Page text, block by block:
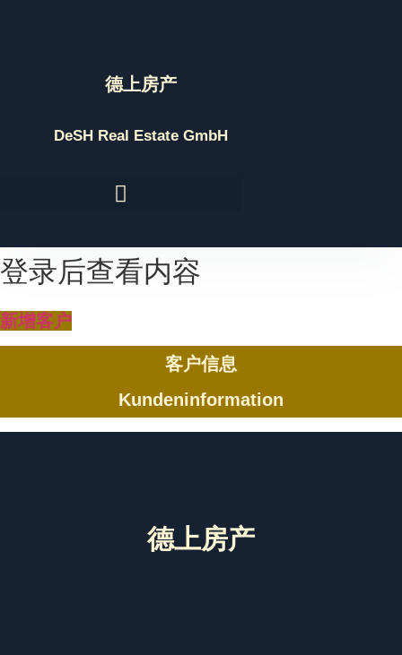
德上房产
DeSH Real Estate GmbH
登录后查看内容
新增客户
客户信息
Kundeninformation
德上房产